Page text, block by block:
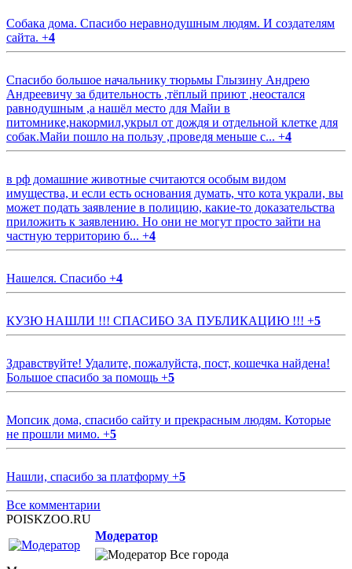
Собака дома. Спасибо неравнодушным людям. И создателям
сайта. +4
Спасибо большое начальнику тюрьмы Глызину Андрею
Андреевичу за бдительность ,тёплый приют ,неостался
равнодушным ,а нашёл место для Майи в
питомнике,накормил,укрыл от дождя и отдельной клетке для
собак.Майи пошло на пользу ,проведя меньше с... +4
в рф домашние животные считаются особым видом
имущества, и если есть основания думать, что кота украли, вы
может подать заявление в полицию, какие-то доказательства
приложить к заявлению. Но они не могут просто зайти на
частную территорию б... +4
Нашелся. Спасибо +4
КУЗЮ НАШЛИ !!! СПАСИБО ЗА ПУБЛИКАЦИЮ !!! +5
Здравствуйте! Удалите, пожалуйста, пост, кошечка найдена!
Большое спасибо за помощь +5
Мопсик дома, спасибо сайту и прекрасным людям. Которые
не прошли мимо. +5
Нашли, спасибо за платформу +5
Все комментарии
POISKZOO.RU
Модератор
Все города